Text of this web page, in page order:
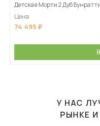
Детская Морти 2 Дуб
Цена
74 495
У НАС
РЫНКЕ